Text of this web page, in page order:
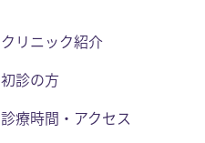
クリニック紹介
初診の方
診療時間・アクセス